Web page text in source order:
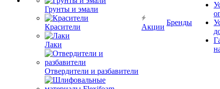
Грунты и эмали
Красители
Лаки
Отвердители и разбавители
Акции
Бренды